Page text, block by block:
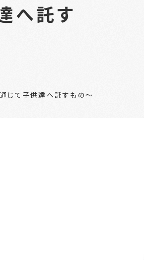
へ託す
じて子供達へ託すもの～